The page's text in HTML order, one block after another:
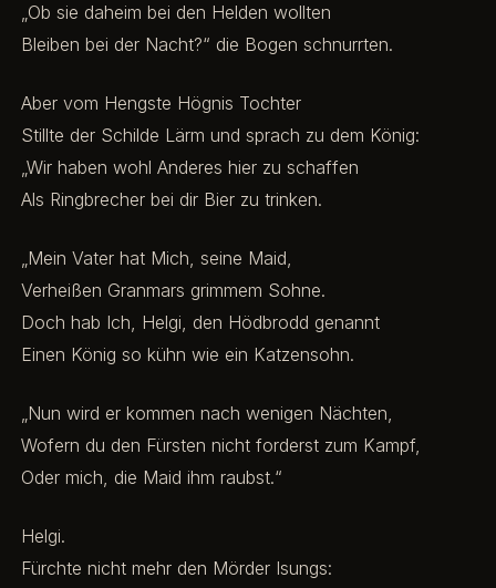
„Ob sie daheim bei den Helden wollten
Bleiben bei der Nacht?“ die Bogen schnurrten.
Aber vom Hengste Högnis Tochter
Stillte der Schilde Lärm und sprach zu dem König:
„Wir haben wohl Anderes hier zu schaffen
Als Ringbrecher bei dir Bier zu trinken.
„Mein Vater hat Mich, seine Maid,
Verheißen Granmars grimmem Sohne.
Doch hab Ich, Helgi, den Hödbrodd genannt
Einen König so kühn wie ein Katzensohn.
„Nun wird er kommen nach wenigen Nächten,
Wofern du den Fürsten nicht forderst zum Kampf,
Oder mich, die Maid ihm raubst.“
Helgi.
Fürchte nicht mehr den Mörder Isungs: